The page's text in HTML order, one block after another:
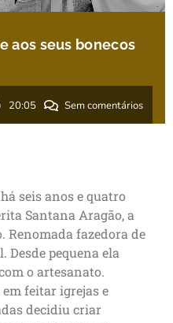
aos seus bonecos
20:05 Sem comentários
seis anos e quatro
Santana Aragão, a
Renomada fazedora de
pequena ela
o artesanato.
em feitar igrejas e
decidiu criar